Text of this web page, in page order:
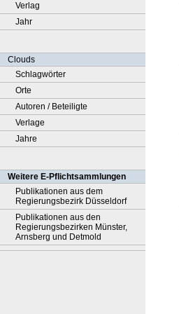
Verlag
Jahr
Clouds
Schlagwörter
Orte
Autoren / Beteiligte
Verlage
Jahre
Weitere E-Pflichtsammlungen
Publikationen aus dem
Regierungsbezirk Düsseldorf
Publikationen aus den
Regierungsbezirken Münster,
Arnsberg und Detmold